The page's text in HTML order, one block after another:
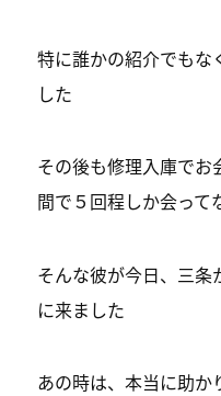
特に誰かの紹介でもな
した
その後も修理入庫で
間で５回程しか会って
そんな彼が今日、三
に来ました
あの時は、本当に助か